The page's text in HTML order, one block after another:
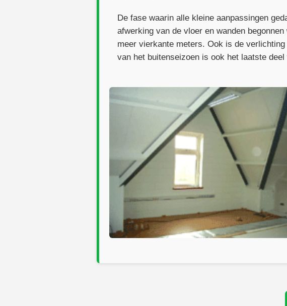
De fase waarin alle kleine aanpassingen
afwerking van de vloer en wanden
meer vierkante meters. Ook is de
van het buitenseizoen is ook het laatste